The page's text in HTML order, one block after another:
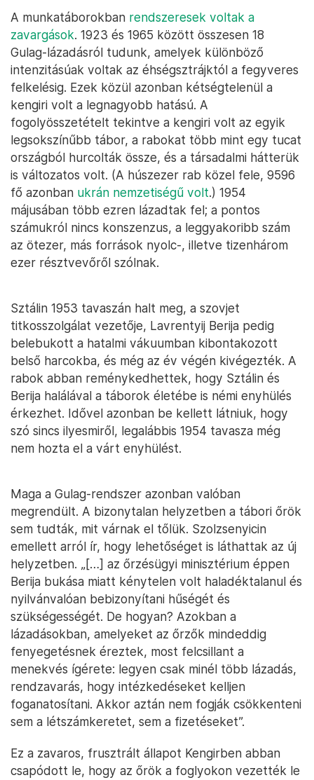
A munkatáborokban rendszeresek voltak a
zavargások. 1923 és 1965 között összesen 18
Gulag-lázadásról tudunk, amelyek különböző
intenzitásúak voltak az éhségsztrájktól a fegyveres
felkelésig. Ezek közül azonban kétségtelenül a
kengiri volt a legnagyobb hatású. A
fogolyösszetételt tekintve a kengiri volt az egyik
legsokszínűbb tábor, a rabokat több mint egy tucat
országból hurcolták össze, és a társadalmi hátterük
is változatos volt. (A húszezer rab közel fele, 9596
fő azonban ukrán nemzetiségű volt.) 1954
májusában több ezren lázadtak fel; a pontos
számukról nincs konszenzus, a leggyakoribb szám
az ötezer, más források nyolc-, illetve tizenhárom
ezer résztvevőről szólnak.
Sztálin 1953 tavaszán halt meg, a szovjet
titkosszolgálat vezetője, Lavrentyij Berija pedig
belebukott a hatalmi vákuumban kibontakozott
belső harcokba, és még az év végén kivégezték. A
rabok abban reménykedhettek, hogy Sztálin és
Berija halálával a táborok életébe is némi enyhülés
érkezhet. Idővel azonban be kellett látniuk, hogy
szó sincs ilyesmiről, legalábbis 1954 tavasza még
nem hozta el a várt enyhülést.
Maga a Gulag-rendszer azonban valóban
megrendült. A bizonytalan helyzetben a tábori őrök
sem tudták, mit várnak el tőlük. Szolzsenyicin
emellett arról ír, hogy lehetőséget is láthattak az új
helyzetben. „[…] az őrzésügyi minisztérium éppen
Berija bukása miatt kénytelen volt haladéktalanul és
nyilvánvalóan bebizonyítani hűségét és
szükségességét. De hogyan? Azokban a
lázadásokban, amelyeket az őrzők mindeddig
fenyegetésnek éreztek, most felcsillant a
menekvés ígérete: legyen csak minél több lázadás,
rendzavarás, hogy intézkedéseket kelljen
foganatosítani. Akkor aztán nem fogják csökkenteni
sem a létszámkeretet, sem a fizetéseket”.
Ez a zavaros, frusztrált állapot Kengirben abban
csapódott le, hogy az őrök a foglyokon vezették le